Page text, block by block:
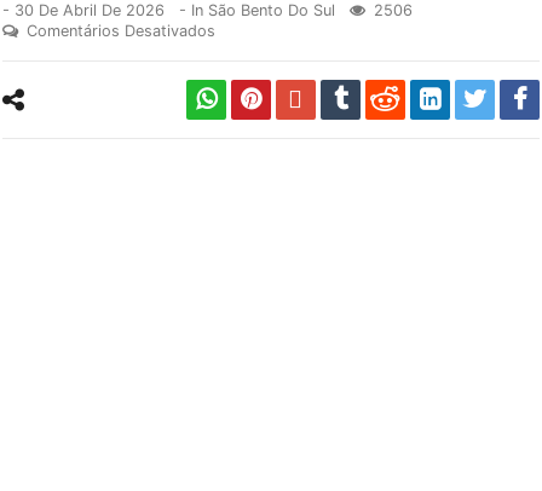
- 30 De Abril De 2026 - In São Bento Do Sul
2506
Comentários Desativados